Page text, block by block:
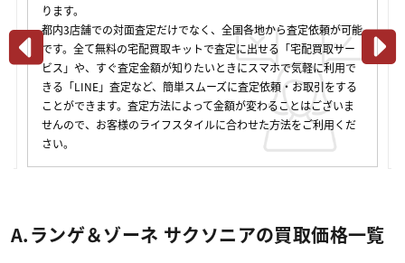
ります。
都内3店舗での対面査定だけでなく、全国各地から査定依頼が可能
です。全て無料の宅配買取キットで査定に出せる「宅配買取サー
ビス」や、すぐ査定金額が知りたいときにスマホで気軽に利用で
きる「LINE」査定など、簡単スムーズに査定依頼・お取引をする
ことができます。査定方法によって金額が変わることはございま
せんので、お客様のライフスタイルに合わせた方法をご利用くだ
さい。
A.ランゲ＆ゾーネ サクソニアの買取価格一覧